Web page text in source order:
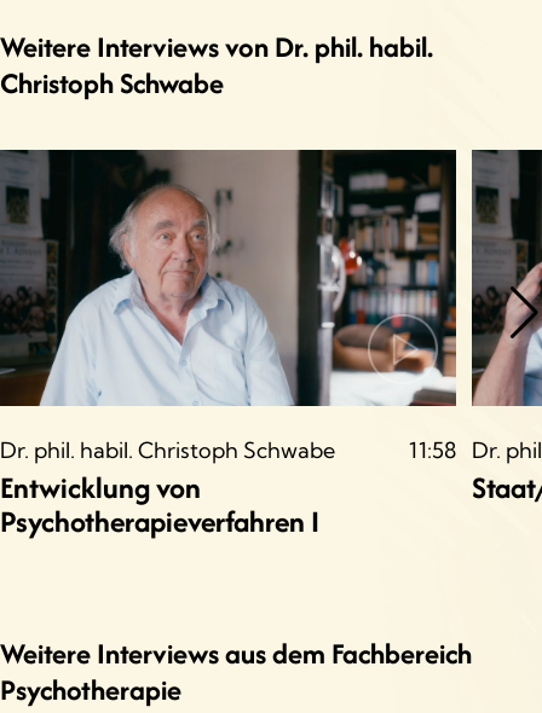
Weitere Interviews von Dr. phil. habil.
Christoph Schwabe
Dr. phil. habil. Christoph Schwabe 11:58
Entwicklung von
Psychotherapieverfahren I
Dr.
Weitere Interviews aus dem Fachbereich
Psychotherapie